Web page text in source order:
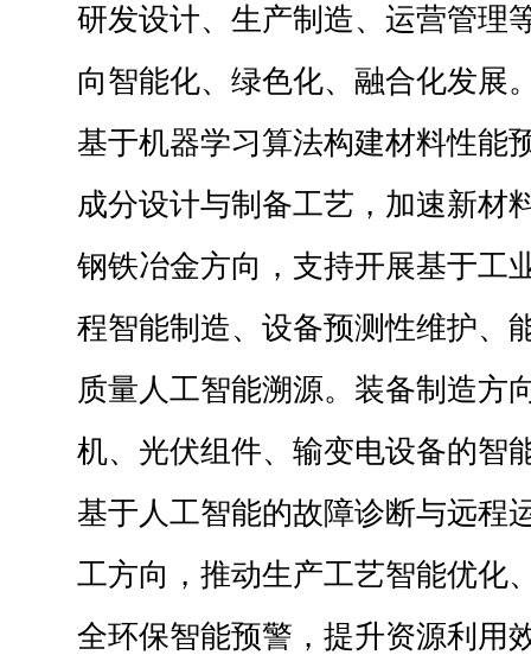
研发设计、生产制造、运营管理
向智能化、绿色化、融合化发展
基于机器学习算法构建材料性能
成分设计与制备工艺，加速新材
钢铁冶金方向，支持开展基于工
程智能制造、设备预测性维护、
质量人工智能溯源。装备制造方
机、光伏组件、输变电设备的智
基于人工智能的故障诊断与远程
工方向，推动生产工艺智能优化
全环保智能预警，提升资源利用